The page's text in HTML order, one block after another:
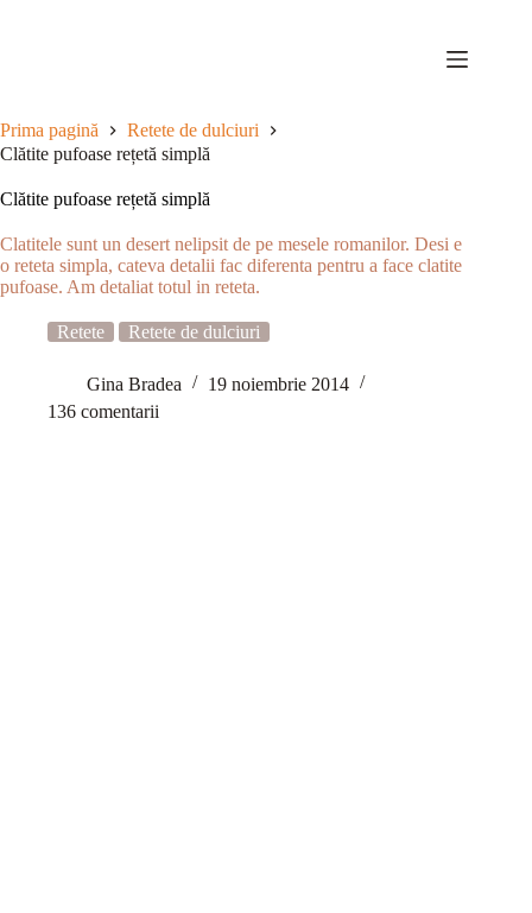
Prima pagină
Retete de dulciuri
Clătite pufoase rețetă simplă
Clătite pufoase rețetă simplă
Clatitele sunt un desert nelipsit de pe mesele romanilor. Desi e
o reteta simpla, cateva detalii fac diferenta pentru a face clatite
pufoase. Am detaliat totul in reteta.
Retete Retete de dulciuri
Gina Bradea
19 noiembrie 2014
136 comentarii